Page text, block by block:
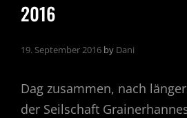
2016
19. September 2016 by Dani
Dag zusammen, nach
der Seilschaft